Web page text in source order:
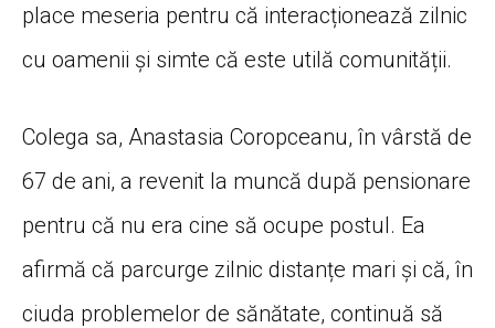
place meseria pentru că interacționează zilnic
cu oamenii și simte că este utilă comunității.
Colega sa, Anastasia Coropceanu, în vârstă de
67 de ani, a revenit la muncă după pensionare
pentru că nu era cine să ocupe postul. Ea
afirmă că parcurge zilnic distanțe mari și că, în
ciuda problemelor de sănătate, continuă să